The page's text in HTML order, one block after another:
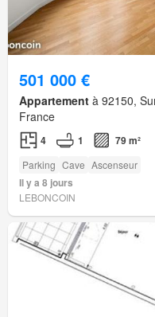
501 000 €
Appartement à 92150,
France
4 1 79 m²
Parking Cave Ascenseur
Il y a 8 jours
LEBONCOIN